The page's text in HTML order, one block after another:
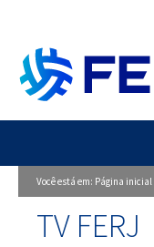
Você está em: Página inicial
TV FERJ